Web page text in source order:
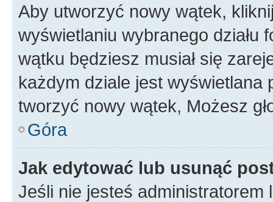
Aby utworzyć nowy wątek,
wyświetlaniu wybranego działu
wątku będziesz musiał się
każdym dziale jest wyświetlana
tworzyć nowy wątek, Możesz
Góra
Jak edytować lub usunąć
Jeśli nie jesteś